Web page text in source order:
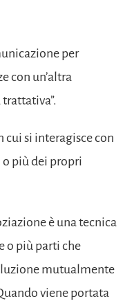
per
con un’altra
cui si interagisce con
più dei propri
è una tecnica
o più parti che
mutualmente
viene portata